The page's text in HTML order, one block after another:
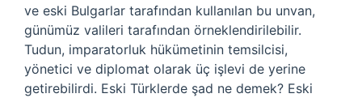
ve eski Bulgarlar tarafından kullanılan bu unvan,
günümüz valileri tarafından örneklendirilebilir.
Tudun, imparatorluk hükümetinin temsilcisi,
yönetici ve diplomat olarak üç işlevi de yerine
getirebilirdi. Eski Türklerde şad ne demek? Eski